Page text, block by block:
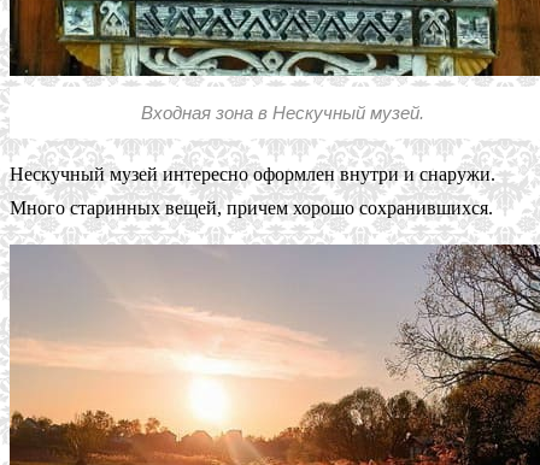
Входная зона в Нескучный музей.
Нескучный музей интересно оформлен внутри и снаружи.
Много старинных вещей, причем хорошо сохранившихся.